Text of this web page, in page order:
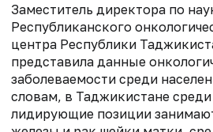
Заместитель директора по
Республиканского
центра Республики
представила данные
заболеваемости среди
словам, в Таджикистане
лидирующие позиции